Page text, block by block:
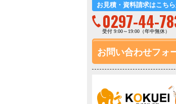
お見積・資料請求はこち
0297-44-
受付 9:00～19:00（年中無休）
お問い合わせフォ